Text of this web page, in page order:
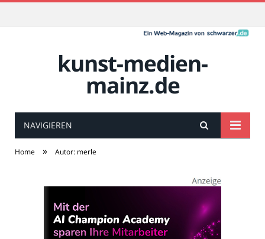
kunst-medien-
mainz.de
NAVIGIEREN
Home » Autor: merle